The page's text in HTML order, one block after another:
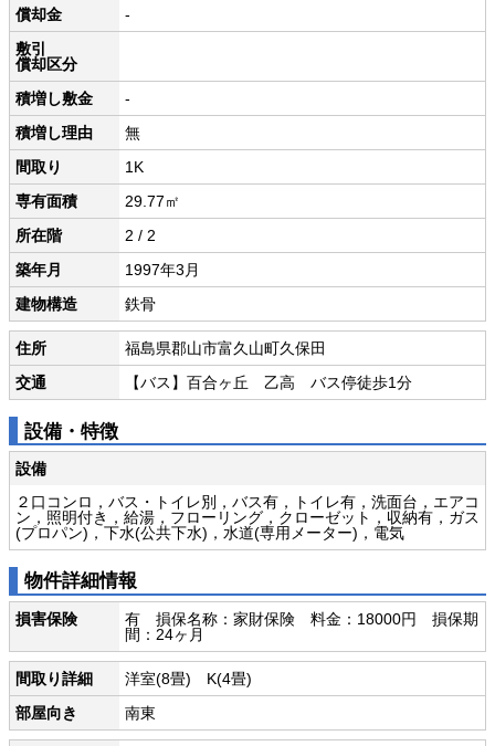
償却金
-
敷引
償却区分
積増し敷金
-
積増し理由
無
間取り
1K
専有面積
29.77㎡
所在階
2 / 2
築年月
1997年3月
建物構造
鉄骨
住所
福島県郡山市富久山町久保田
交通
【バス】百合ヶ丘 乙高 バス停徒歩1分
設備・特徴
設備
２口コンロ，バス・トイレ別，バス有，トイレ有，洗面台，エアコ
ン，照明付き，給湯，フローリング，クローゼット，収納有，ガス
(プロパン)，下水(公共下水)，水道(専用メーター)，電気
物件詳細情報
損害保険
有 損保名称：家財保険 料金：18000円 損保期
間：24ヶ月
間取り詳細
洋室(8畳) K(4畳)
部屋向き
南東